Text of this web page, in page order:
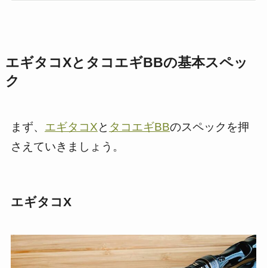
エギタコXとタコエギBBの基本スペッ
ク
まず、 エギタコXと タコエギBBのスペックを押
さえていきましょう。
エギタコX